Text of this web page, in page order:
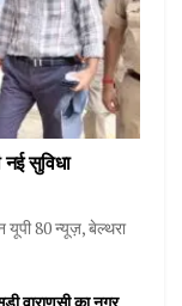
नई सुविधा
80 न्यूज़, बेल्थरा